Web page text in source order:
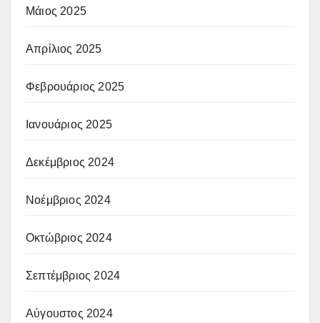
Μάιος 2025
Απρίλιος 2025
Φεβρουάριος 2025
Ιανουάριος 2025
Δεκέμβριος 2024
Νοέμβριος 2024
Οκτώβριος 2024
Σεπτέμβριος 2024
Αύγουστος 2024